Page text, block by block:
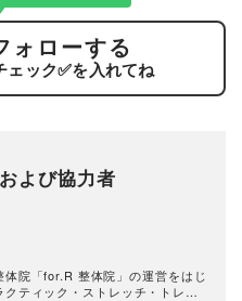
ォローする
ェック✅を入れてね
よび協力者
院「for.R 整体院」の運営をはじ
ティック・ストレッチ・トレー